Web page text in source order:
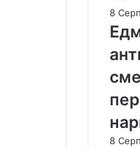
8
8